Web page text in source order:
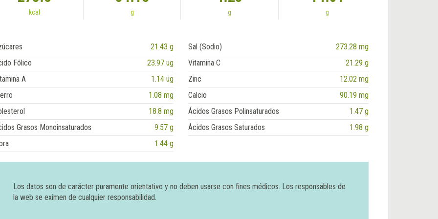
kcal g g g
21.43 g Sal (Sodio)
273.28 mg
Fólico
23.97 ug Vitamina C
21.29 g
A
1.14 ug Zinc
12.02 mg
1.08 mg Calcio
90.19 mg
18.8 mg Ácidos Grasos Polinsaturados
1.47 g
Grasos Monoinsaturados
9.57 g Ácidos Grasos Saturados
1.98 g
1.44 g
Los datos son de carácter puramente orientativo y no deben usarse con fines médicos. Los responsables de
la web se eximen de cualquier responsabilidad.